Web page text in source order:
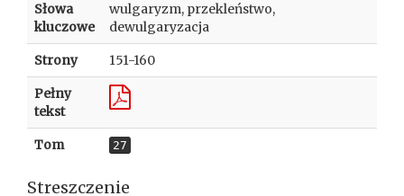
Słowa
kluczowe
wulgaryzm, przekleństwo,
dewulgaryzacja
Strony 151-160
Pełny
tekst
Tom 27
Streszczenie